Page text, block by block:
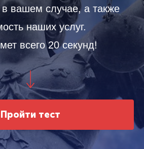
в вашем случае, а также
наших услуг.
всего 20 секунд!
Пройти тест